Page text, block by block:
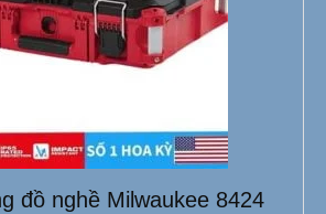
đồ nghề Milwaukee 8424